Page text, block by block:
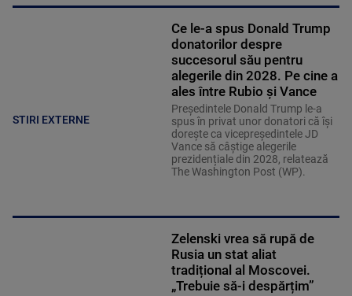
STIRI EXTERNE
Ce le-a spus Donald Trump
donatorilor despre
succesorul său pentru
alegerile din 2028. Pe cine a
ales între Rubio și Vance
Președintele Donald Trump le-a
spus în privat unor donatori că își
dorește ca vicepreședintele JD
Vance să câștige alegerile
prezidențiale din 2028, relatează
The Washington Post (WP).
Zelenski vrea să rupă de
Rusia un stat aliat
tradițional al Moscovei.
„Trebuie să-i despărțim”